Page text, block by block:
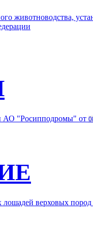
животноводства,
АО "Росипподромы" от
верховых